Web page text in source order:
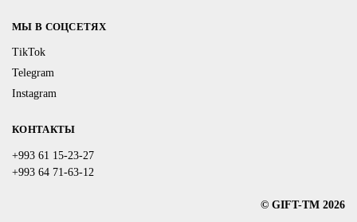
МЫ В СОЦСЕТЯХ
TikTok
Telegram
Instagram
КОНТАКТЫ
+993 61 15-23-27
+993 64 71-63-12
© GIFT-TM 2026